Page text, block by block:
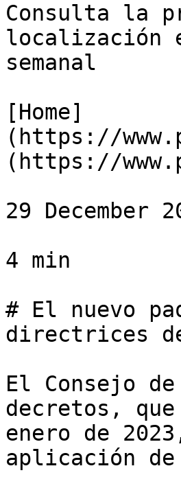
Consulta la
localización
semanal
[Home]
(https://
(https://
29 December
4 min
# El nuevo
directrices
El Consejo
decretos,
enero de
aplicación